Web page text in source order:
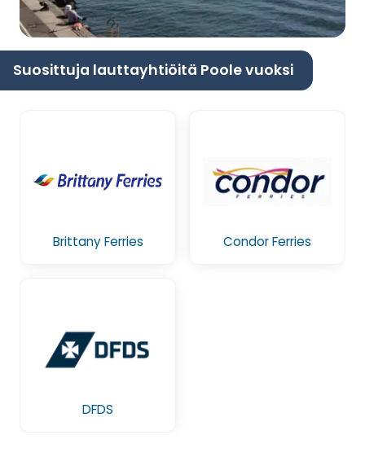
Suosittuja lauttayhtiöitä Poole vuoksi
Brittany Ferries Condor Ferries
DFDS